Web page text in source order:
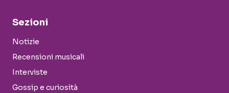
Sezioni
Notizie
Recensioni musicali
Interviste
Gossip e curiosità